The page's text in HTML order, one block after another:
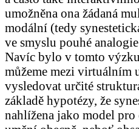
umožněna ona žádaná
modální (tedy
ve smyslu pouhé
Navíc bylo v tomto
můžeme mezi virtuálním
vysledovat určité
základě hypotézy, že
nahlížena jako model